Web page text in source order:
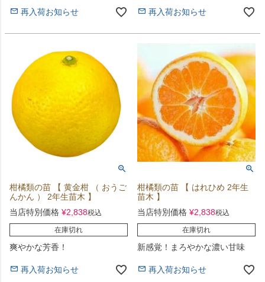
再入荷お知らせ 再入荷お知らせ
柑橘類の苗 【 黄金柑 （ おうご
んかん ） 2年生苗木 】
当店特別価格 ¥2,838税込
在庫切れ
爽やかな芳香！
再入荷お知らせ
柑橘類の苗 【 はれひめ 2年生
苗木 】
当店特別価格 ¥2,838税込
在庫切れ
新感覚！まろやかな濃い甘味
再入荷お知らせ